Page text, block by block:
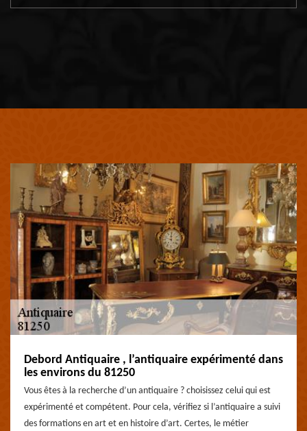
Debord Antiquaire , l’antiquaire expérimenté dans
les environs du 81250
Vous êtes à la recherche d’un antiquaire ? choisissez celui qui est
expérimenté et compétent. Pour cela, vérifiez si l’antiquaire a suivi
des formations en art et en histoire d’art. Certes, le métier